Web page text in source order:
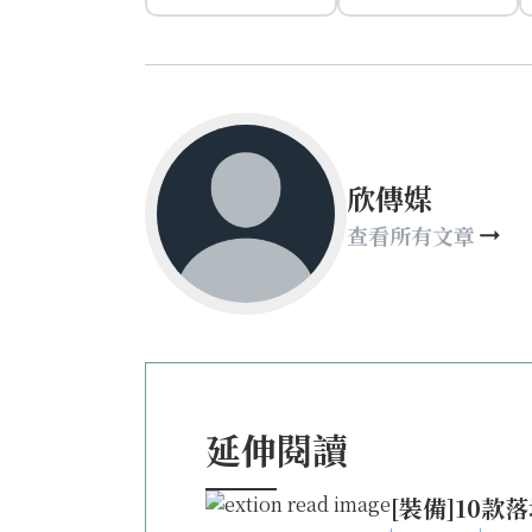
欣傳媒
查看所有文章
延伸閱讀
[裝備]10款